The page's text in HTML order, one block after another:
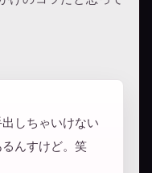
しちゃいけない
んすけど。笑